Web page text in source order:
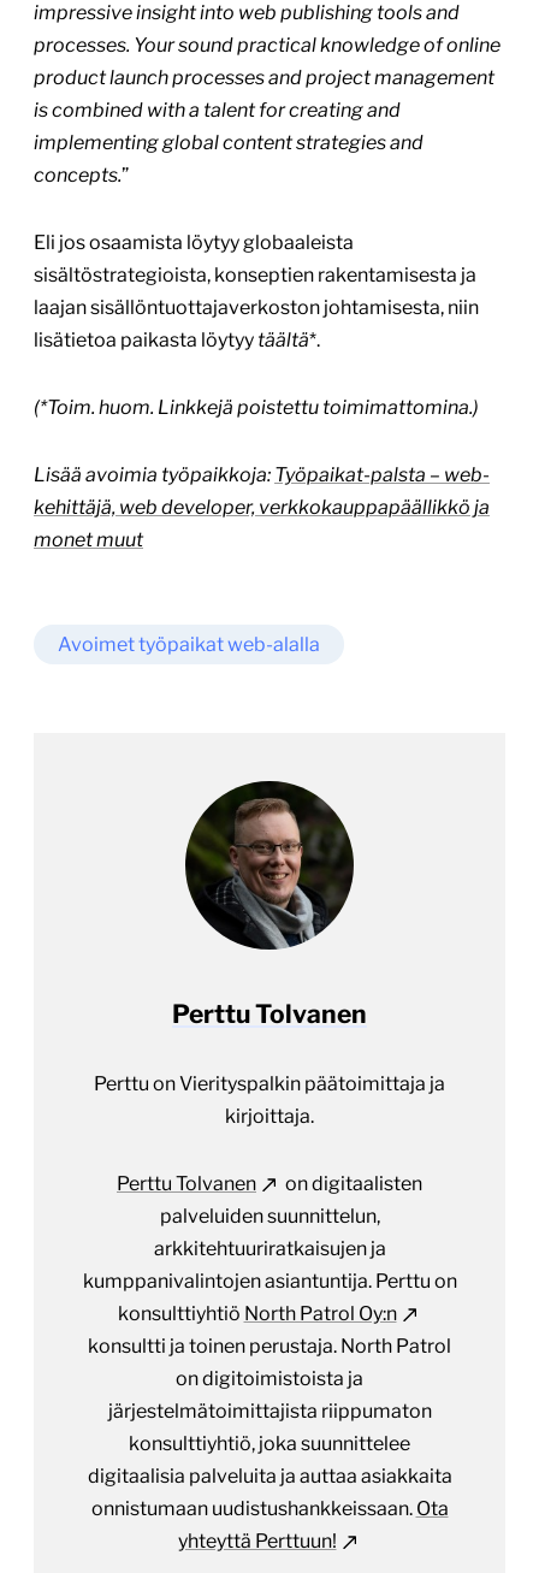
impressive insight into web publishing tools and
processes. Your sound practical knowledge of online
product launch processes and project management
is combined with a talent for creating and
implementing global content strategies and
concepts.”
Eli jos osaamista löytyy globaaleista
sisältöstrategioista, konseptien rakentamisesta ja
laajan sisällöntuottajaverkoston johtamisesta, niin
lisätietoa paikasta löytyy täältä*.
(*Toim. huom. Linkkejä poistettu toimimattomina.)
Lisää avoimia työpaikkoja: Työpaikat-palsta – web-
kehittäjä, web developer, verkkokauppapäällikkö ja
monet muut
Avoimet työpaikat web-alalla
Perttu Tolvanen
Perttu on Vierityspalkin päätoimittaja ja
kirjoittaja.
Perttu Tolvanen
on digitaalisten
palveluiden suunnittelun,
arkkitehtuuriratkaisujen ja
kumppanivalintojen asiantuntija. Perttu on
konsulttiyhtiö North Patrol Oy:n
konsultti ja toinen perustaja. North Patrol
on digitoimistoista ja
järjestelmätoimittajista riippumaton
konsulttiyhtiö, joka suunnittelee
digitaalisia palveluita ja auttaa asiakkaita
onnistumaan uudistushankkeissaan. Ota
yhteyttä Perttuun!